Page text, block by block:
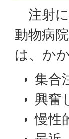
注射に
動物病
は、か
集合
興奮
慢性